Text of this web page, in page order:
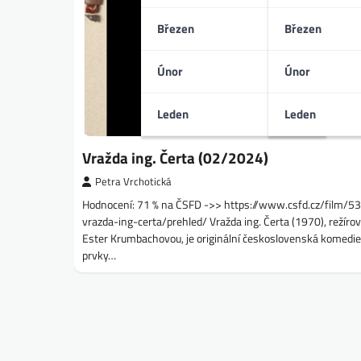
Březen
Únor
Leden
Březen
Únor
Leden
Vražda ing. Čerta (02/2024)
Petra Vrchotická
Hodnocení: 71 % na ČSFD ->> https://www.csfd.cz/film/
vrazda-ing-certa/prehled/ Vražda ing. Čerta (1970),
Ester Krumbachovou, je originální československá
prvky…